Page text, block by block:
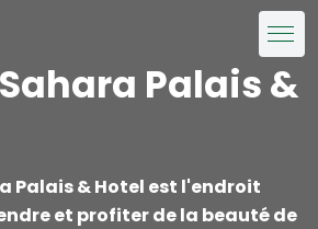
Palais &
Palais & Hotel est l'endroit
et profiter de la beauté de